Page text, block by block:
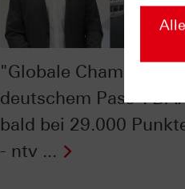
"Globale Champions
deutschem Pass":
bald bei 29.000
- ntv ...